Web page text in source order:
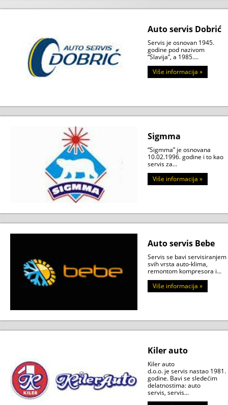
Auto servis Dobrić
Servis je osnovan 1945.
godine pod nazivom
“Slavija”, a 1985....
Više informacija »
Sigmma
“Sigmma” je osnovana
10.02.1996. godine i to kao
servis za...
Više informacija »
Auto servis Bebe
Servis se bavi servisiranjem
svih vrsta auto-klima,
remontom kompresora i...
Više informacija »
Kiler auto
Kiler auto
d.o.o. je servis nastao 1981.
godine. Bavi se sledećim
delatnostima: auto
servis, servis...